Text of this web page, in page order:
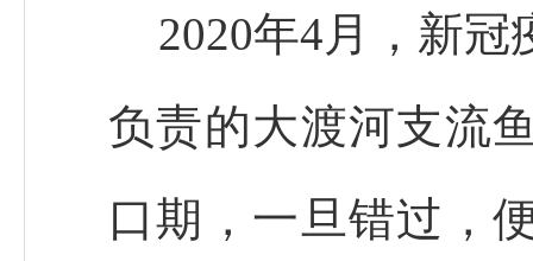
2020年4月，新冠
负责的大渡河支流
口期，一旦错过，